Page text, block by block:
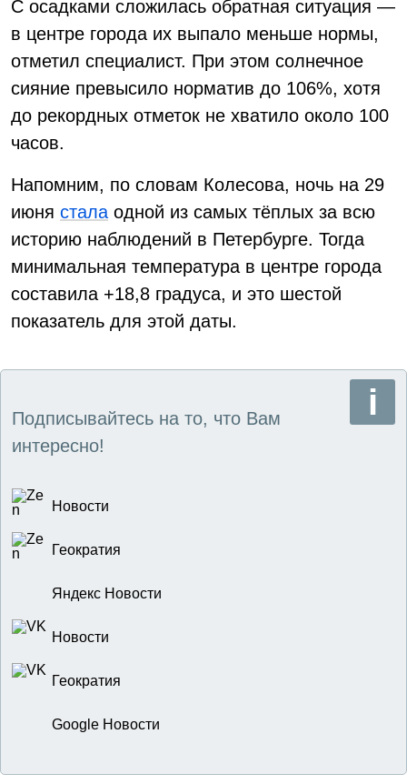
С осадками сложилась обратная ситуация —
в центре города их выпало меньше нормы,
отметил специалист. При этом солнечное
сияние превысило норматив до 106%, хотя
до рекордных отметок не хватило около 100
часов.
Напомним, по словам Колесова, ночь на 29
июня стала одной из самых тёплых за всю
историю наблюдений в Петербурге. Тогда
минимальная температура в центре города
составила +18,8 градуса, и это шестой
показатель для этой даты.
Подписывайтесь на то, что Вам
интересно!
Новости
Геократия
Яндекс Новости
Новости
Геократия
Google Новости